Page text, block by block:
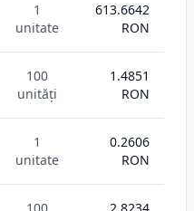
1
unitate
613.6642
RON
100
unități
1.4851
RON
1
unitate
0.2606
RON